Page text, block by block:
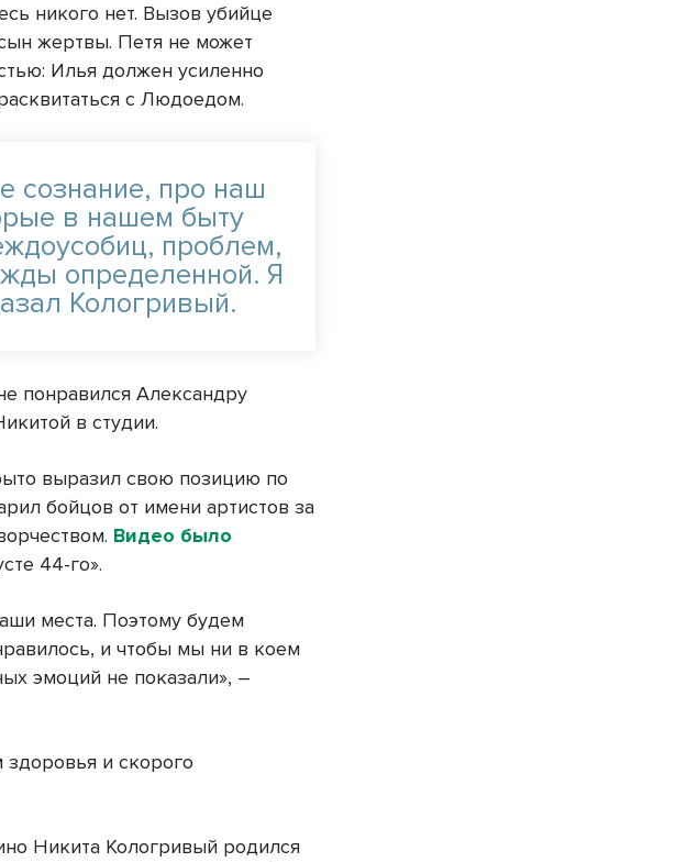
никого нет. Вызов убийце
жертвы. Петя не может
Илья должен усиленно
с Людоедом.
сознание, про наш
в нашем быту
проблем,
определенной. Я
Кологривый.
понравился Александру
в студии.
выразил свою позицию по
бойцов от имени артистов за
Видео было
44-го».
места. Поэтому будем
и чтобы мы ни в коем
эмоций не показали», –
и скорого
Никита Кологривый родился